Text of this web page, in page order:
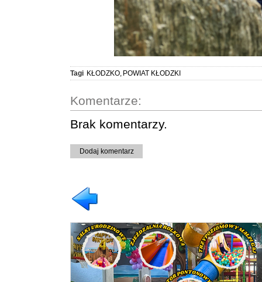
Tagi KŁODZKO, POWIAT KŁODZKI
Komentarze:
Brak komentarzy.
Dodaj komentarz